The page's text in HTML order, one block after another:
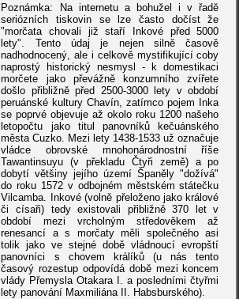
Poznámka: Na internetu a bohužel i v řadě
seriózních tiskovin se lze často dočíst že
"morčata chovali již staří Inkové před 5000
lety". Tento údaj je nejen silně časově
nadhodnocený, ale i celkově mystifikující coby
naprostý historický nesmysl - k domestikaci
morčete jako převážně konzumního zvířete
došlo přibližně před 2500-3000 lety v období
peruánské kultury Chavín, zatímco pojem Inka
se poprvé objevuje až okolo roku 1200 našeho
letopočtu jako titul panovníků kečuánského
města Cuzko. Mezi lety 1438-1533 už označuje
vládce obrovské mnohonárodnostní říše
Tawantinsuyu (v překladu Čtyři země) a po
dobytí většiny jejího území Španěly "dožívá"
do roku 1572 v odbojném městském státečku
Vilcamba. Inkové (volně přeloženo jako králové
či císaři) tedy existovali přibližně 370 let v
období mezi vrcholným středověkem až
renesancí a s morčaty měli společného asi
tolik jako ve stejné době vládnoucí evropští
panovníci s chovem králíků (u nás tento
časový rozestup odpovídá době mezi koncem
vlády Přemysla Otakara I. a posledními čtyřmi
lety panování Maxmiliána II. Habsburského).